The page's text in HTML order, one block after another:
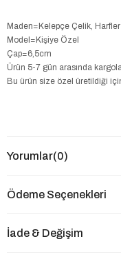
Maden=Kelepçe Çelik,
Model=Kişiye Özel
Çap=6,5cm
Ürün 5-7 gün arasında
Bu ürün size özel üretildiği
Yorumlar(0)
Ödeme Seçenekleri
İade & Değişim